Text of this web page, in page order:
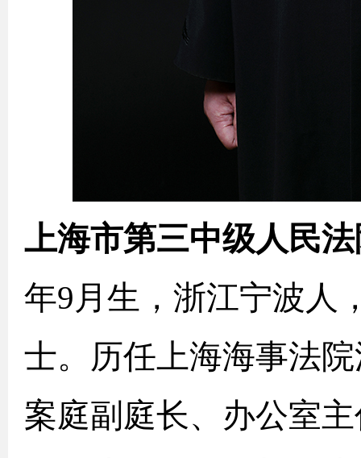
上海市第三中级人民
年9月生，浙江宁波人
士。历任上海海事法
案庭副庭长、办公室